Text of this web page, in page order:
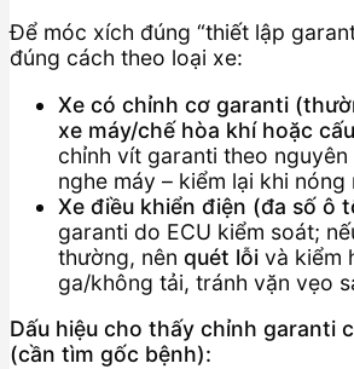
Để móc xích đúng “thiết lập
đúng cách theo loại xe:
Xe có chỉnh cơ garanti
xe máy/chế hòa khí hoặc
chỉnh vít garanti theo
nghe máy – kiểm lại khi nóng
Xe điều khiển điện (đa số ô
garanti do ECU kiểm soát;
thường, nên quét lỗi và kiểm
ga/không tải, tránh vặn vẹo
Dấu hiệu cho thấy chỉnh garanti
(cần tìm gốc bệnh):